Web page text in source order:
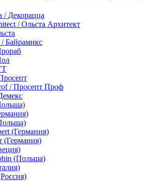
декоративные штукатурки
штукатурку
универсальные, нейтральные
санитарные (антигрибковые)
для срубов
кровли
каминов
штукатурки и краски
для декора, патина
шелк
(эффект мрамора)
(эффект песчаных вихрей)
шпаклевка
/ Декорацца
/ Ольста Архитект
Байрамикс
/ Просепт Проф
(Германия)
(Германия)
(Польша)